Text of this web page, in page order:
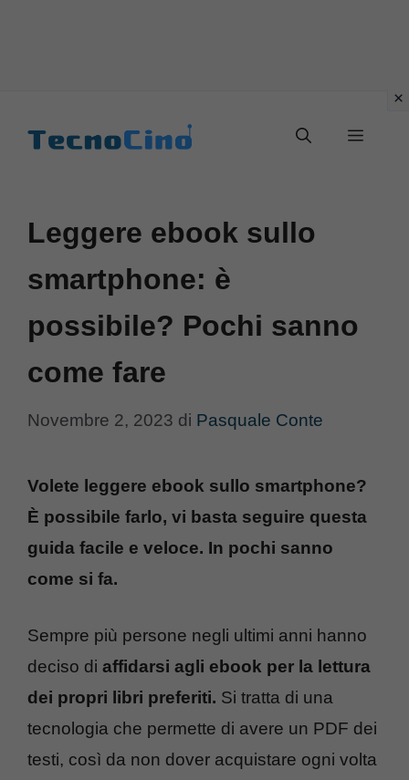
Menu
Leggere ebook sullo
smartphone: è
possibile? Pochi sanno
come fare
Novembre 2, 2023 di Pasquale Conte
Volete leggere ebook sullo smartphone?
È possibile farlo, vi basta seguire questa
guida facile e veloce. In pochi sanno
come si fa.
Sempre più persone negli ultimi anni hanno
deciso di affidarsi agli ebook per la lettura
dei propri libri preferiti. Si tratta di una
tecnologia che permette di avere un PDF dei
testi, così da non dover acquistare ogni volta